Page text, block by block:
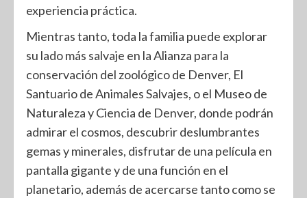
experiencia práctica.
Mientras tanto, toda la familia puede explorar
su lado más salvaje en la Alianza para la
conservación del zoológico de Denver, El
Santuario de Animales Salvajes, o el Museo de
Naturaleza y Ciencia de Denver, donde podrán
admirar el cosmos, descubrir deslumbrantes
gemas y minerales, disfrutar de una película en
pantalla gigante y de una función en el
planetario, además de acercarse tanto como se